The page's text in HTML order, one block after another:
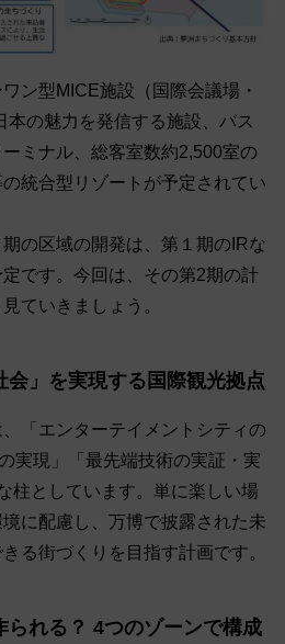
ン型MICE施設（国際会議場・
本の魅力を発信する施設、バス
ミナル、総客室数約2,500室の
統合型リゾートが予定されてい
の区域の開発は、第１期のIRな
です。今回は、その第2期の計
ていきましょう。
会」を実現する国際観光拠点
「エンターテイメントシティの
実現」「最先端技術の実証・実
柱としています。単に楽しい場
に配慮し、万博で披露された未
る街づくりを目指す計画です。
られる？ 4つのゾーンで構成